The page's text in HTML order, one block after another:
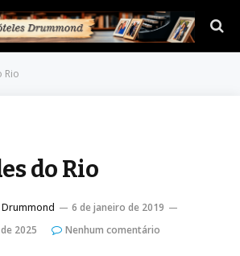
Rio
do Rio
6 de janeiro de 2019
2025
Nenhum comentário